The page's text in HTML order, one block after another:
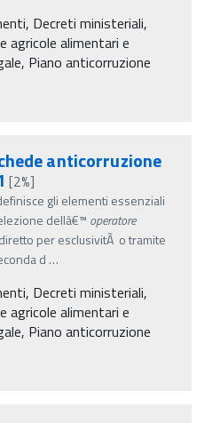
Decreti ministeriali,
agricole alimentari e
Piano anticorruzione
anticorruzione
[2%]
gli elementi essenziali
dellâ€™ operatore
per esclusivitÃ o tramite
d …
Decreti ministeriali,
agricole alimentari e
Piano anticorruzione